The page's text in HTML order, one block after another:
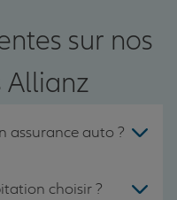
sur nos
Allianz
assurance auto ?
choisir ?